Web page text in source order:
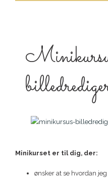
Minikurset er til dig, der:
ønsker at se hvordan